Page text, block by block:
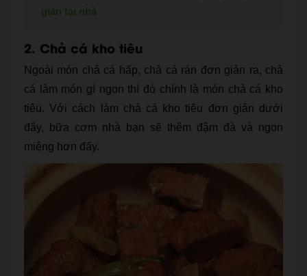
giản tại nhà
2. Chả cá kho tiêu
Ngoài món chả cá hấp, chả cá rán đơn giản ra, chả
cá làm món gì ngon thì đó chính là món chả cá kho
tiêu. Với cách làm chả cá kho tiêu đơn giản dưới
đây, bữa cơm nhà bạn sẽ thêm đậm đà và ngon
miệng hơn đấy.